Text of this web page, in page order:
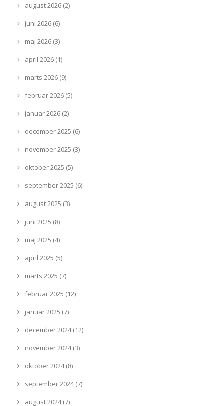
august 2026 (2)
juni 2026 (6)
maj 2026 (3)
april 2026 (1)
marts 2026 (9)
februar 2026 (5)
januar 2026 (2)
december 2025 (6)
november 2025 (3)
oktober 2025 (5)
september 2025 (6)
august 2025 (3)
juni 2025 (8)
maj 2025 (4)
april 2025 (5)
marts 2025 (7)
februar 2025 (12)
januar 2025 (7)
december 2024 (12)
november 2024 (3)
oktober 2024 (8)
september 2024 (7)
august 2024 (7)